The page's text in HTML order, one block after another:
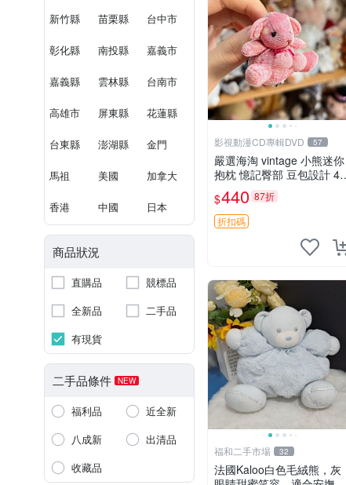
新竹縣 苗栗縣 台中市
彰化縣 南投縣 嘉義市
嘉義縣 雲林縣 台南市
高雄市 屏東縣 花蓮縣
台東縣 澎湖縣 金門
馬祖 美國 加拿大
香港 中國 日本
商品狀況
直購品
競標品
全新品
二手品
有現貨
二手品條件 NEW
福利品
近全新
八成新
出清品
收藏品
影視動漫CD專輯DVD 57
嚴選海淘 vintage 小熊迷你
抱枕 憶記臀部 豆包設計 4c
m 高 推薦收藏 迷你豆包小
熊、高臀部、豆袋抱枕
$440 87折
折扣碼
福和二手市場 32
法國Kaloo白色毛絨熊，灰